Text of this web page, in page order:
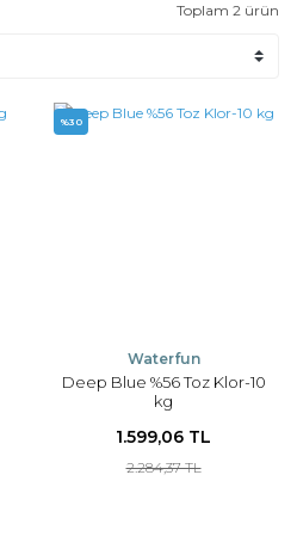
Toplam 2 ürün
%30
Waterfun
Deep Blue %56 Toz Klor-10
kg
1.599,06 TL
2.284,37 TL